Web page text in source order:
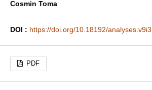
Cosmin Toma
DOI : https://doi.org/10.18192/
PDF